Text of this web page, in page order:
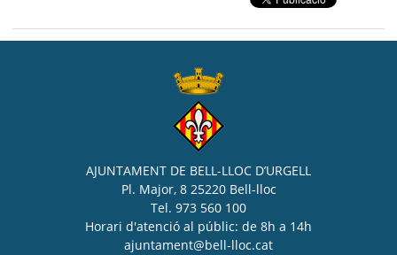
AJUNTAMENT DE BELL-LLOC D’URGELL
Pl. Major, 8 25220 Bell-lloc
Tel. 973 560 100
Horari d'atenció al públic: de 8h a 14h
ajuntament@bell-lloc.cat